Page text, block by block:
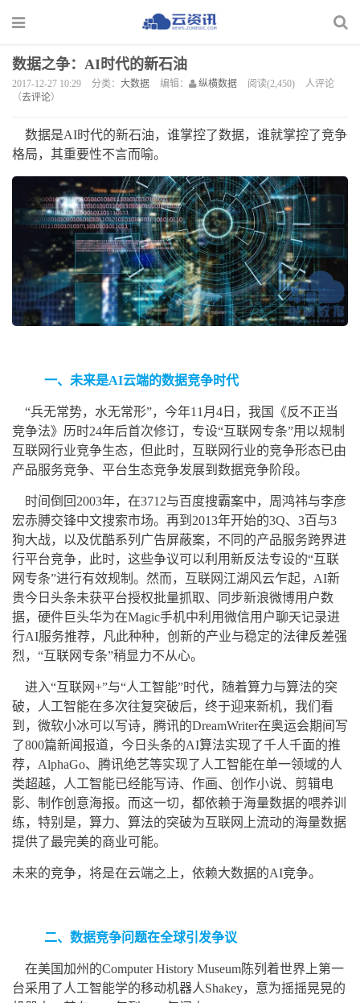
数据之争：AI时代的新石油
2017-12-27 10:29 分类： 大数据 编辑： 纵横数据 阅读(2,450)
人评论
（去评论）
数据是AI时代的新石油，谁掌控了数据，谁就掌控了竞争
格局，其重要性不言而喻。
一、未来是AI云端的数据竞争时代
“兵无常势，水无常形”，今年11月4日，我国《反不正当
竞争法》历时24年后首次修订，专设“互联网专条”用以规制
互联网行业竞争生态，但此时，互联网行业的竞争形态已由
产品服务竞争、平台生态竞争发展到数据竞争阶段。
时间倒回2003年，在3712与百度搜霸案中，周鸿祎与李彦
宏赤膊交锋中文搜索市场。再到2013年开始的3Q、3百与3
狗大战，以及优酷系列广告屏蔽案，不同的产品服务跨界进
行平台竞争，此时，这些争议可以利用新反法专设的“互联
网专条”进行有效规制。然而，互联网江湖风云乍起，AI新
贵今日头条未获平台授权批量抓取、同步新浪微博用户数
据，硬件巨头华为在Magic手机中利用微信用户聊天记录进
行AI服务推荐，凡此种种，创新的产业与稳定的法律反差强
烈，“互联网专条”稍显力不从心。
进入“互联网+”与“人工智能”时代，随着算力与算法的突
破，人工智能在多次往复突破后，终于迎来新机，我们看
到，微软小冰可以写诗，腾讯的DreamWriter在奥运会期间写
了800篇新闻报道，今日头条的AI算法实现了千人千面的推
荐，AlphaGo、腾讯绝艺等实现了人工智能在单一领域的人
类超越，人工智能已经能写诗、作画、创作小说、剪辑电
影、制作创意海报。而这一切，都依赖于海量数据的喂养训
练，特别是，算力、算法的突破为互联网上流动的海量数据
提供了最完美的商业可能。
未来的竞争，将是在云端之上，依赖大数据的AI竞争。
二、数据竞争问题在全球引发争议
在美国加州的Computer History Museum陈列着世界上第一
台采用了人工智能学的移动机器人Shakey，意为摇摇晃晃的